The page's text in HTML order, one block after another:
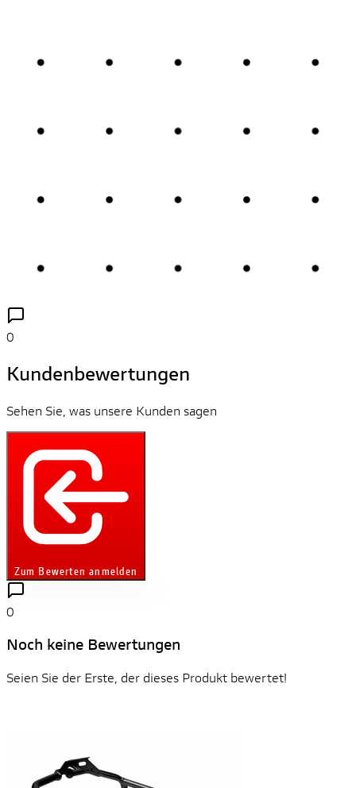
0
Kundenbewertungen
Sehen Sie, was unsere Kunden sagen
Zum Bewerten anmelden
0
Noch keine Bewertungen
Seien Sie der Erste, der dieses Produkt bewertet!